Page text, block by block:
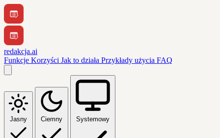
redakcja.ai
Funkcje Korzyści Jak to działa Przykłady użycia FAQ
Jasny Ciemny Systemowy